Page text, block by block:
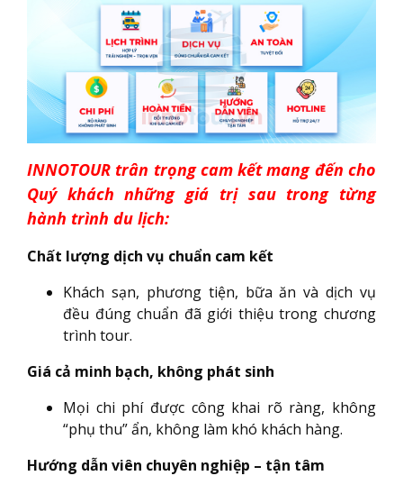
INNOTOUR trân trọng cam kết mang đến cho
Quý khách những giá trị sau trong từng
hành trình du lịch:
Chất lượng dịch vụ chuẩn cam kết
Khách sạn, phương tiện, bữa ăn và dịch vụ
đều đúng chuẩn đã giới thiệu trong chương
trình tour.
Giá cả minh bạch, không phát sinh
Mọi chi phí được công khai rõ ràng, không
“phụ thu” ẩn, không làm khó khách hàng.
Hướng dẫn viên chuyên nghiệp – tận tâm